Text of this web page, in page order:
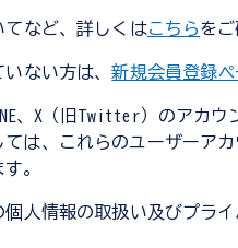
など、詳しくはこちらをご
ない方は、新規会員登録ペ
、X（旧Twitter）のアカウ
ては、これらのユーザーア
。
人情報の取扱い及びプラ